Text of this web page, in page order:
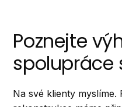
Poznejte
spolupráce
Na své klienty